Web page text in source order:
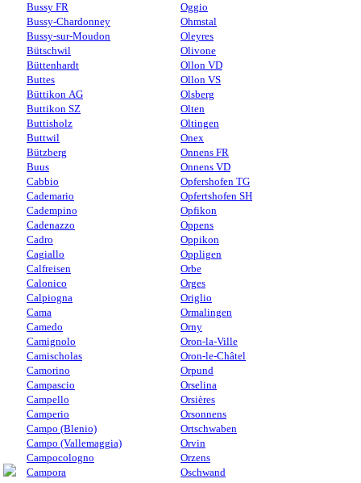
Bussy FR
Bussy-Chardonney
Bussy-sur-Moudon
Bütschwil
Büttenhardt
Buttes
Büttikon AG
Buttikon SZ
Buttisholz
Buttwil
Bützberg
Buus
Cabbio
Cademario
Cadempino
Cadenazzo
Cadro
Cagiallo
Calfreisen
Calonico
Calpiogna
Cama
Camedo
Camignolo
Camischolas
Camorino
Campascio
Campello
Camperio
Campo (Blenio)
Campo (Vallemaggia)
Campocologno
Campora
Oggio
Ohmstal
Oleyres
Olivone
Ollon VD
Ollon VS
Olsberg
Olten
Oltingen
Onex
Onnens FR
Onnens VD
Opfershofen TG
Opfertshofen SH
Opfikon
Oppens
Oppikon
Oppligen
Orbe
Orges
Origlio
Ormalingen
Orny
Oron-la-Ville
Oron-le-Châtel
Orpund
Orselina
Orsières
Orsonnens
Ortschwaben
Orvin
Orzens
Oschwand